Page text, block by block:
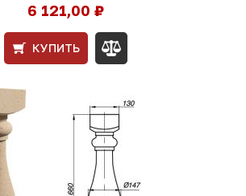
6 121,00 ₽
КУПИТЬ